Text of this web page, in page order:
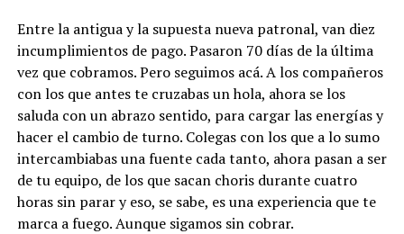
Entre la antigua y la supuesta nueva patronal, van diez
incumplimientos de pago. Pasaron 70 días de la última
vez que cobramos. Pero seguimos acá. A los compañeros
con los que antes te cruzabas un hola, ahora se los
saluda con un abrazo sentido, para cargar las energías y
hacer el cambio de turno. Colegas con los que a lo sumo
intercambiabas una fuente cada tanto, ahora pasan a ser
de tu equipo, de los que sacan choris durante cuatro
horas sin parar y eso, se sabe, es una experiencia que te
marca a fuego. Aunque sigamos sin cobrar.